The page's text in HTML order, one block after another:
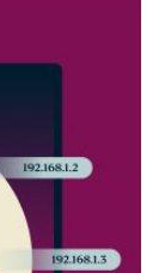
る？
する方法
を変更する方